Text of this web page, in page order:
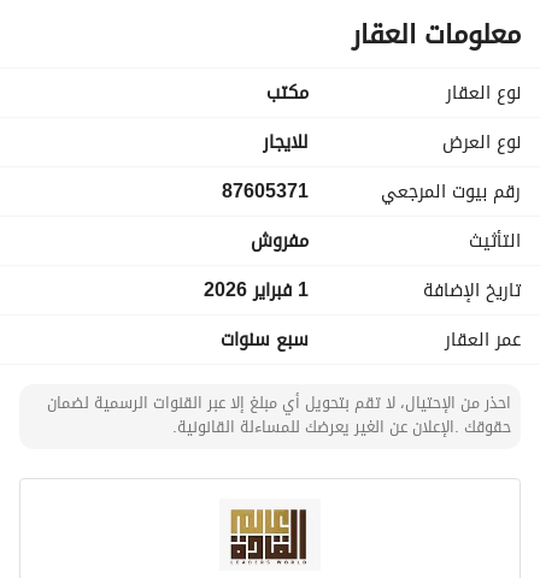
(فايبر)
والإكسسوارات المكتبية - مواقف للسيارات
معلومات العقار
نوع العقار
مکتب
نوع العرض
للايجار
رقم بيوت المرجعي
87605371
التأثيث
مفروش
تاريخ الإضافة
1 فبراير 2026
عمر العقار
سبع سنوات
احذر من الإحتيال، لا تقم بتحويل أي مبلغ إلا عبر القنوات الرسمية لضمان
حقوقك .الإعلان عن الغير يعرضك للمساءلة القانونية.